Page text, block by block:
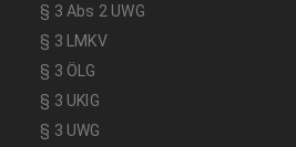
§ 3 Abs 2 UWG
§ 3 LMKV
§ 3 ÖLG
§ 3 UKlG
§ 3 UWG